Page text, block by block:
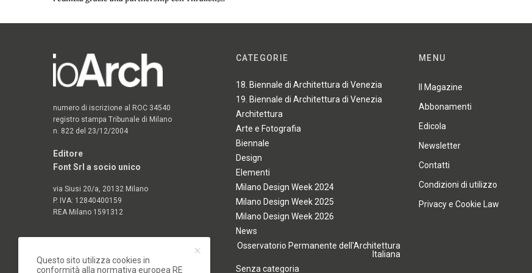
numero di iscrizione al ROC 34540
registro stampa Tribunale di Milano
n. 822 del 23/12/2004
Editore
Font Srl a socio unico
via Siusi 20/a, 20132 Milano
P. IVA: 12840400159
REA Milano 1591312
CATEGORIE
18. Biennale di Architettura di Venezia
19. Biennale di Architettura di Venezia
Architettura
Arte e Fotografia
Biennale
Design
Elementi
Milano Design Week 2024
Milano Design Week 2025
Milano Design Week 2026
News
Osservatorio Permanente dell'Architettura
Italiana
Senza categoria
MENU
Il Magazine
Abbonamenti
Edicola
Newsletter
Contatti
Condizioni di utilizzo
Privacy e Cookie Law
Questo sito utilizza cookies in
conformità alla normativa europea RE